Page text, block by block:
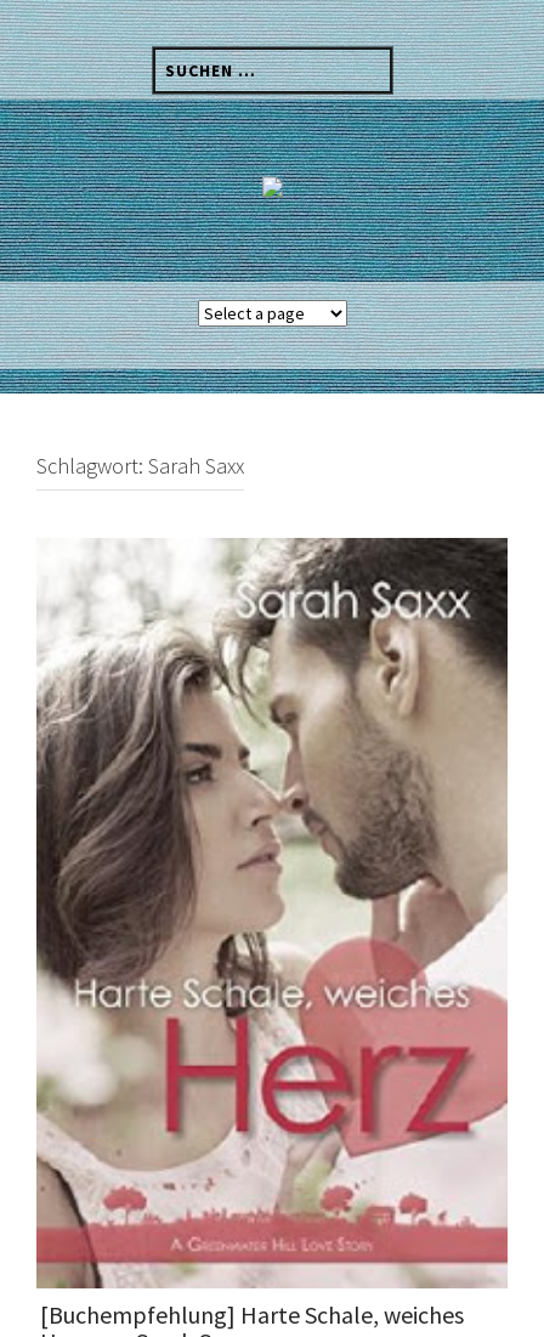
Skip
to
content
Suchen
nach:
Schlagwort: Sarah Saxx
[Buchempfehlung] Harte Schale, weiches